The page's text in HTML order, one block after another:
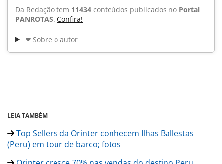
Da Redação tem 11434 conteúdos publicados no Portal
PANROTAS. Confira!
Sobre o autor
LEIA TAMBÉM
Top Sellers da Orinter conhecem Ilhas Ballestas
(Peru) em tour de barco; fotos